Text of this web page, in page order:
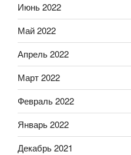
Июнь 2022
Май 2022
Апрель 2022
Март 2022
Февраль 2022
Январь 2022
Декабрь 2021